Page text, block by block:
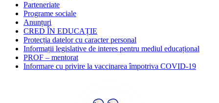
Parteneriate
Programe sociale
Anunțuri
CRED ÎN EDUCAȚIE
Protecția datelor cu caracter personal
Informații legislative de interes pentru mediul educațional
PROF – mentorat
Informare cu privire la vaccinarea împotriva COVID-19